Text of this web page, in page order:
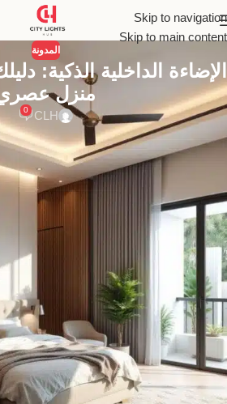
Skip to navigation
Skip to main content
المدونة
الإضاءة الداخلية الذكية:
منزل
CLH
0
إضاءة داخلية متكاملة تجمع بين الذكاء
الإضاءة الحديثة منزلك ومكتبك إلى مساحات
الإضاءة الداخلية: فن نحت
إلى عوالم مفعمة بالحياة
في عالم التصميم الداخلي، حيث تتناغم الألوان
لوحة متكاملة، تظل الإضاءة الداخلية هي
الروح التي تبث الحياة في الجدران
للضوء لتبديد الظلام، بل هي أداة فنية دقيقة
المشاعر، وتحديد معالم الفضاء، وإبراز أدق
الصحيحة يمكنها أن تجعل غرفة صغيرة تبدو
على أفخم القصور جواً من الدفء الحميمي.